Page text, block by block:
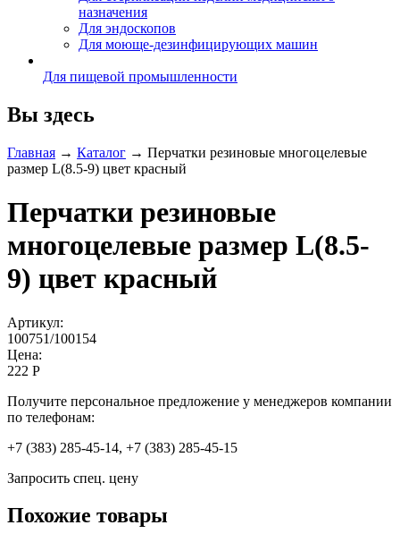
назначения
Для эндоскопов
Для моюще-дезинфицирующих машин
Для пищевой промышленности
Вы здесь
Главная → Каталог → Перчатки резиновые многоцелевые
размер L(8.5-9) цвет красный
Перчатки резиновые
многоцелевые размер L(8.5-
9) цвет красный
Артикул:
100751/100154
Цена:
222 Р
Получите персональное предложение у менеджеров компании
по телефонам:
+7 (383) 285-45-14, +7 (383) 285-45-15
Запросить спец. цену
Похожие товары